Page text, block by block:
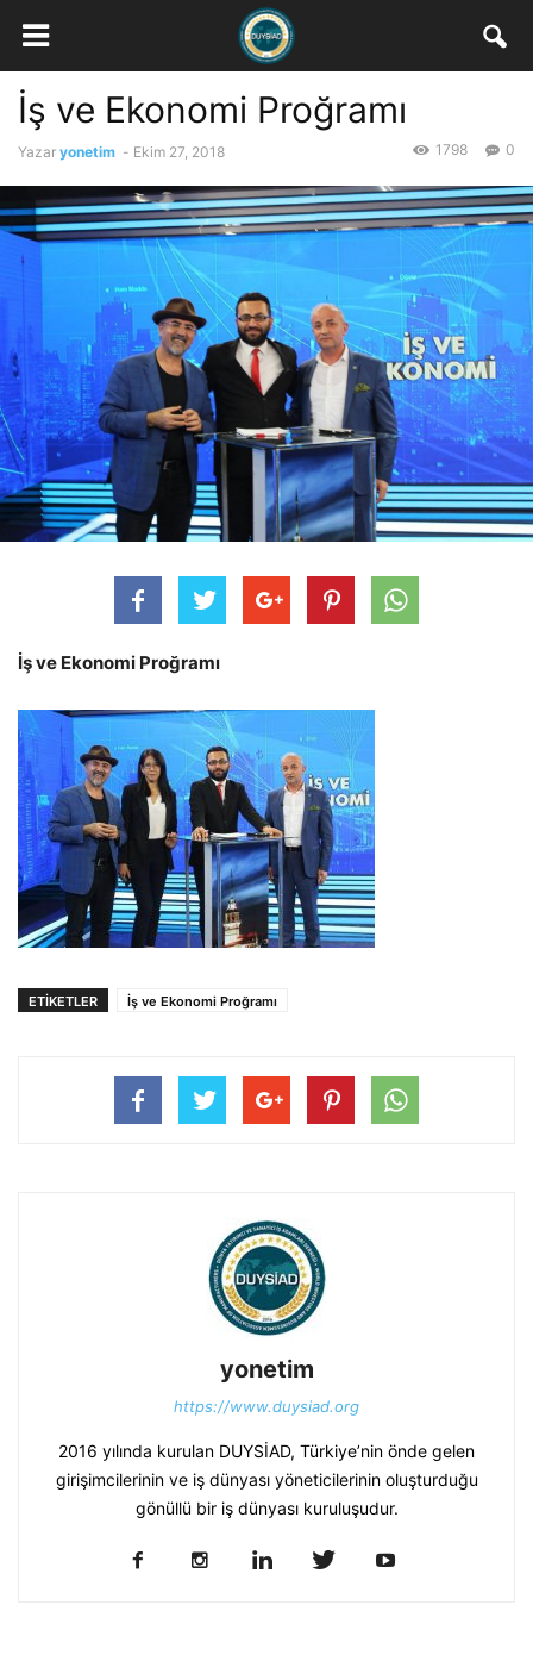
İş ve Ekonomi Proğramı
Yazar yonetim - Ekim 27, 2018 0
1798
İş ve Ekonomi Proğramı
ETIKETLER İş ve Ekonomi Proğramı
yonetim
https://www.duysiad.org
2016 yılında kurulan DUYSİAD, Türkiye’nin önde gelen
girişimcilerinin ve iş dünyası yöneticilerinin oluşturduğu
gönüllü bir iş dünyası kuruluşudur.